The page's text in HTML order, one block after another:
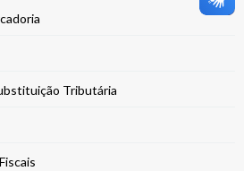
Tributária